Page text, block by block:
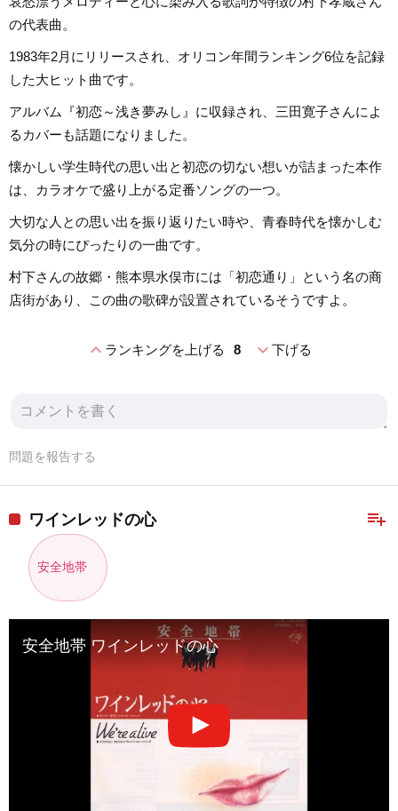
の代表曲。
1983年2月にリリースされ、オリコン年間ランキング6位を記録
した大ヒット曲です。
アルバム『初恋～浅き夢みし』に収録され、三田寛子さんによ
るカバーも話題になりました。
懐かしい学生時代の思い出と初恋の切ない想いが詰まった本作
は、カラオケで盛り上がる定番ソングの一つ。
大切な人との思い出を振り返りたい時や、青春時代を懐かしむ
気分の時にぴったりの一曲です。
村下さんの故郷・熊本県水俣市には「初恋通り」という名の商
店街があり、この曲の歌碑が設置されているそうですよ。
expand_lessランキングを上げる 8 expand_more下げる
問題を報告する
playlist_add
ワインレッドの心
安全地帯
安全地帯 ワインレッドの心